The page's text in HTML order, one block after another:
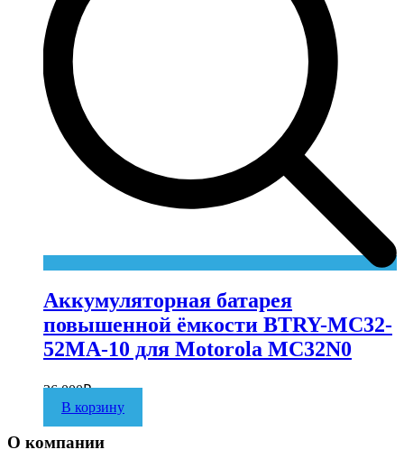
Аккумуляторная батарея
повышенной ёмкости BTRY-MC32-
52MA-10 для Motorola MC32N0
36 000₽
В корзину
О компании